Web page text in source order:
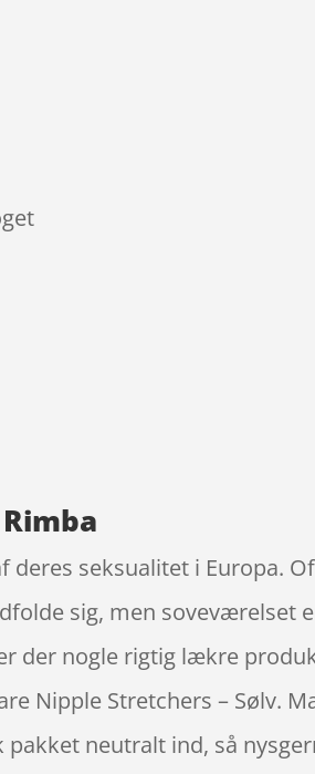
deres seksualitet i Europa.
sig, men soveværelset
der nogle rigtig lækre
Nipple Stretchers – Sølv.
neutralt ind, så